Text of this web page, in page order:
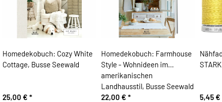
Homedekobuch: Cozy White
Cottage, Busse Seewald
25,00 € *
Homedekobuch: Farmhouse
Style - Wohnideen im
amerikanischen
Landhausstil, Busse Seewald
22,00 € * 5,45 €